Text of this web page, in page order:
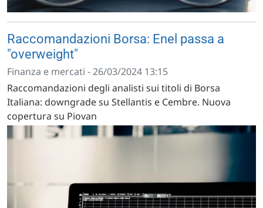
Raccomandazioni Borsa: Enel passa a
"overweight"
Finanza e mercati - 26/03/2024 13:15
Raccomandazioni degli analisti sui titoli di Borsa
Italiana: downgrade su Stellantis e Cembre. Nuova
copertura su Piovan